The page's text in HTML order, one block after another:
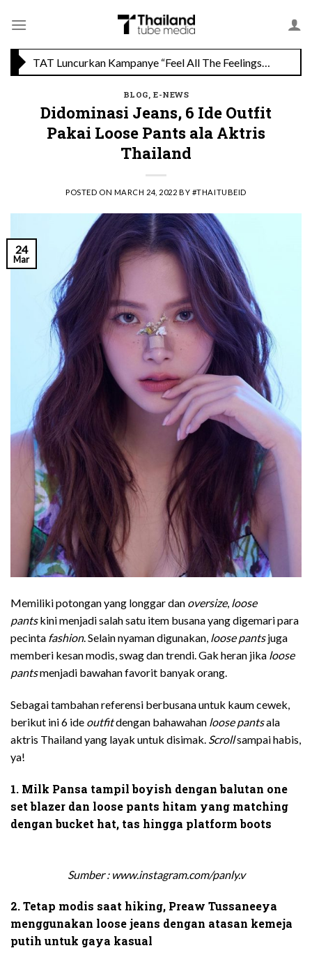
Menikmati Cita Rasa Mewah di Wolfgang’s Steakhouse di Thailand
BLOG, E-NEWS
Didominasi Jeans, 6 Ide Outfit
Pakai Loose Pants ala Aktris
Thailand
POSTED ON MARCH 24, 2022 BY #THAITUBEID
24
Mar
Memiliki potongan yang longgar dan oversize, loose
pantskini menjadi salah satu item busana yang digemari para
pecinta fashion. Selain nyaman digunakan, loose pantsjuga
memberi kesan modis, swag dan trendi. Gak heran jika loose
pantsmenjadi bawahan favorit banyak orang.
Sebagai tambahan referensi berbusana untuk kaum cewek,
berikut ini 6 ide outfitdengan bahawahan loose pantsala
aktris Thailand yang layak untuk disimak. Scrollsampai habis,
ya!
1. Milk Pansa tampil boyish dengan balutan one
set blazer dan loose pants hitam yang matching
dengan bucket hat, tas hingga platform boots
Sumber : www.instagram.com/panly.v
2. Tetap modis saat hiking, Preaw Tussaneeya
menggunakan loose jeans dengan atasan kemeja
putih untuk gaya kasual